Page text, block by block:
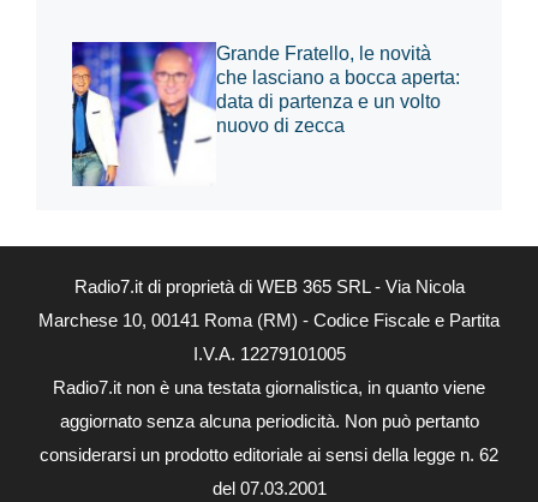
Grande Fratello, le novità
che lasciano a bocca aperta:
data di partenza e un volto
nuovo di zecca
Radio7.it di proprietà di WEB 365 SRL - Via Nicola
Marchese 10, 00141 Roma (RM) - Codice Fiscale e Partita
I.V.A. 12279101005
Radio7.it non è una testata giornalistica, in quanto viene
aggiornato senza alcuna periodicità. Non può pertanto
considerarsi un prodotto editoriale ai sensi della legge n. 62
del 07.03.2001